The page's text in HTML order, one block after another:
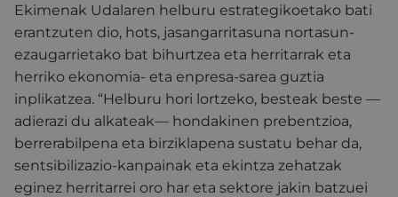
Ekimenak Udalaren helburu estrategikoetako bati
erantzuten dio, hots, jasangarritasuna nortasun-
ezaugarrietako bat bihurtzea eta herritarrak eta
herriko ekonomia- eta enpresa-sarea guztia
inplikatzea. “Helburu hori lortzeko, besteak beste —
adierazi du alkateak— hondakinen prebentzioa,
berrerabilpena eta birziklapena sustatu behar da,
sentsibilizazio-kanpainak eta ekintza zehatzak
eginez herritarrei oro har eta sektore jakin batzuei